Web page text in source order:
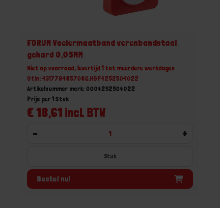
FORUM Voelermaatband verenbandstaal
gehard 0,05MM
Niet op voorraad, levertijd 1 tot meerdere werkdagen
Gtin: 4317784857086,HGF4252504022
Artikelnummer merk: 0004252504022
€ 18,61 incl. BTW
Prijs per 1 Stuk
- +
Stuk
Bestel nu!